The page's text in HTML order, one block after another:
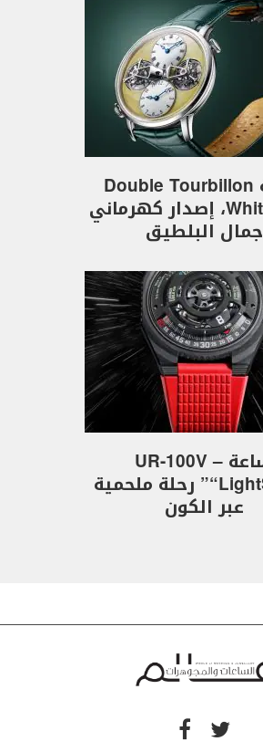
ساعة Double Tourbillon
White Gold، إصدار كهرماني
جمال البلطيق
ساعة UR-100V –
“LightSpeed” رحلة ملحمية
عبر الكون